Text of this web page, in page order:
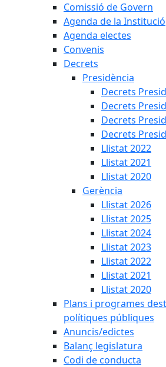
Comissió de Govern
Agenda de la Institució
Agenda electes
Convenis
Decrets
Presidència
Decrets
Decrets
Decrets
Decrets
Llistat 2022
Llistat 2021
Llistat 2020
Gerència
Llistat 2026
Llistat 2025
Llistat 2024
Llistat 2023
Llistat 2022
Llistat 2021
Llistat 2020
Plans i programes
polítiques públiques
Anuncis/edictes
Balanç legislatura
Codi de conducta